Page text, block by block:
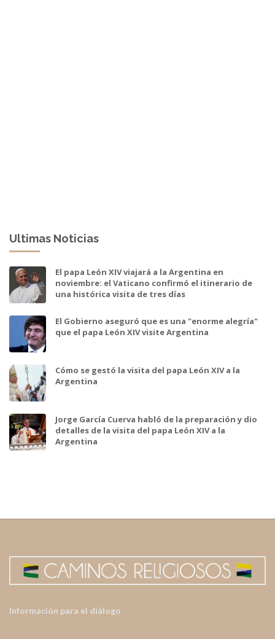
Ultimas Noticias
El papa León XIV viajará a la Argentina en
noviembre: el Vaticano confirmó el itinerario de
una histórica visita de tres días
El Gobierno aseguró que es una "enorme alegría"
que el papa León XIV visite Argentina
Cómo se gestó la visita del papa León XIV a la
Argentina
Jorge García Cuerva habló de la preparación y dio
detalles de la visita del papa León XIV a la
Argentina
Información para el diálogo